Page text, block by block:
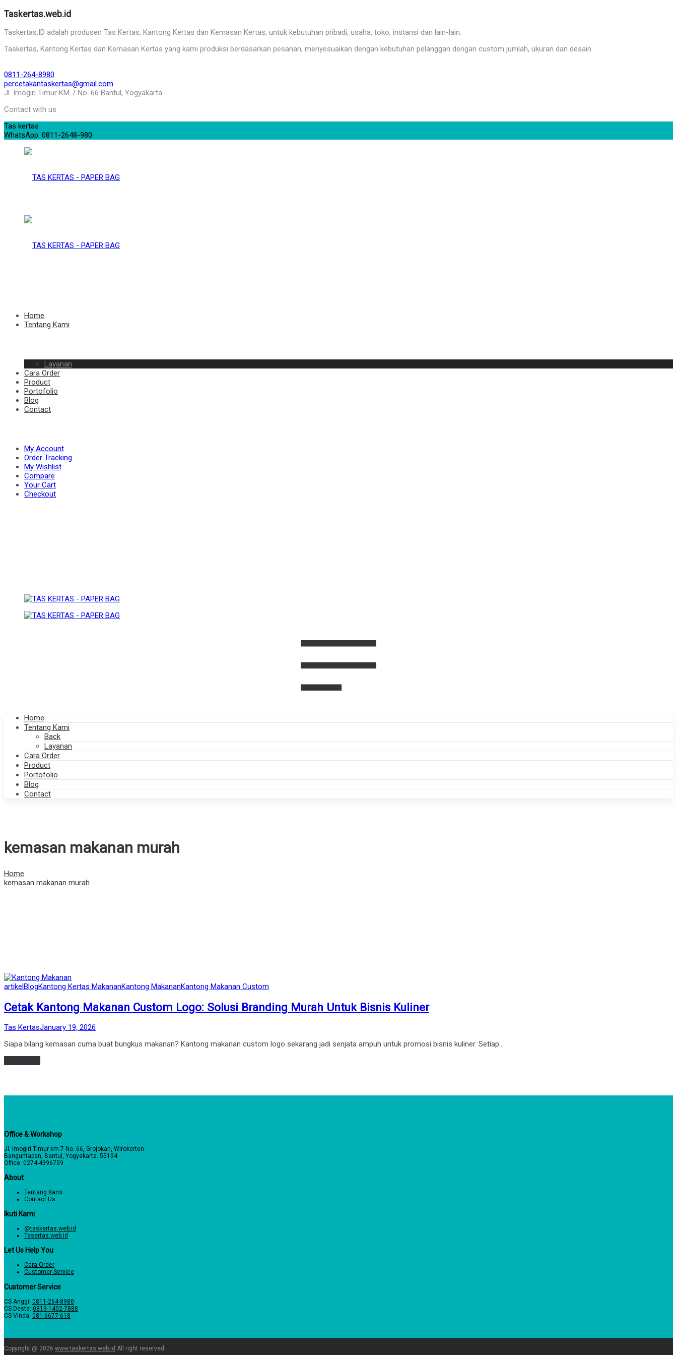
Taskertas.web.id
Taskertas.ID adalah produsen Tas Kertas, Kantong Kertas dan Kemasan Kertas, untuk kebutuhan pribadi, usaha, toko, instansi dan lain-lain.
Taskertas, Kantong Kertas dan Kemasan Kertas yang kami produksi berdasarkan pesanan, menyesuaikan dengan kebutuhan pelanggan dengan custom jumlah, ukuran dan desain.
0811-264-8980
percetakantaskertas@gmail.com
Jl. Imogiri Timur KM 7 No. 66 Bantul, Yogyakarta
Contact with us
Tas kertas
WhatsApp: 0811-2648-980
–
BAG
KERTAS
PAPER
Home
Tentang Kami
Layanan
Cara Order
Product
Portofolio
Blog
Contact
My Account
Order Tracking
My Wishlist
Compare
Your Cart
Checkout
Home
Tentang Kami
Back
Layanan
Cara Order
Product
Portofolio
Blog
Contact
kemasan makanan murah
Home
kemasan makanan murah
Posted
artikelBlogKantong Kertas MakananKantong MakananKantong Makanan Custom
Cetak Kantong Makanan Custom Logo: Solusi Branding Murah Untuk Bisnis Kuliner
by
Tas KertasPosted
January 19, 2026
Siapa bilang kemasan cuma buat bungkus makanan? Kantong makanan custom logo sekarang jadi senjata ampuh untuk promosi bisnis kuliner. Setiap…
Office & Workshop
Jl. Imogiri Timur km 7 No. 66, Grojokan, Wirokerten
Banguntapan, Bantul, Yogyakarta. 55194
Office: 0274-4396759
About
Tentang Kami
Contact Us
Ikuti Kami
@taskertas.web.id
Tasertas.web.id
Let Us Help You
Cara Order
Customer Service
Customer Service
CS Anggi: 0811-264-8980
CS Desta: 0819-1402-7888
CS Vinda: 081-6677-618
Copyright @ 2026 www.taskertas.web.id All right reserved.